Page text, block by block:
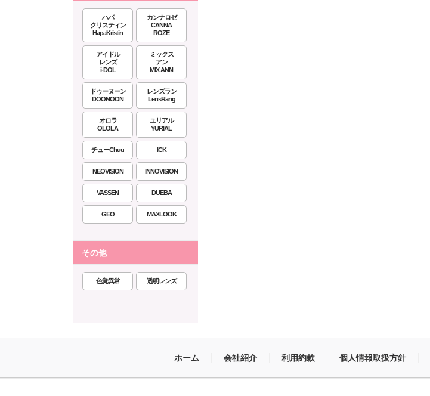
ハパ
クリスティン
HapaKristin
カンナロゼ
CANNA
ROZE
アイドル
レンズ
i-DOL
ミックス
アン
MIX ANN
ドゥーヌーン
DOONOON
レンズラン
LensRang
オロラ
OLOLA
ユリアル
YURIAL
チューChuu ICK
NEOVISION INNOVISION
VASSEN DUEBA
GEO MAXLOOK
その他
色覚異常 透明レンズ
ホーム 会社紹介 利用約款 個人情報取扱方針